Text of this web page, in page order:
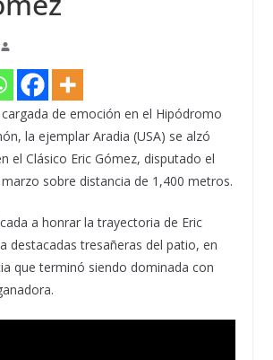
de emoción en el Hipódromo
la ejemplar Aradia (USA) se alzó
el Clásico Eric Gómez, disputado el
sobre distancia de 1,400 metros.
a honrar la trayectoria de Eric
destacadas tresañeras del patio, en
que terminó siendo dominada con